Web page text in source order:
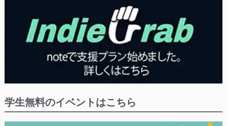
学生無料のイベントはこちら